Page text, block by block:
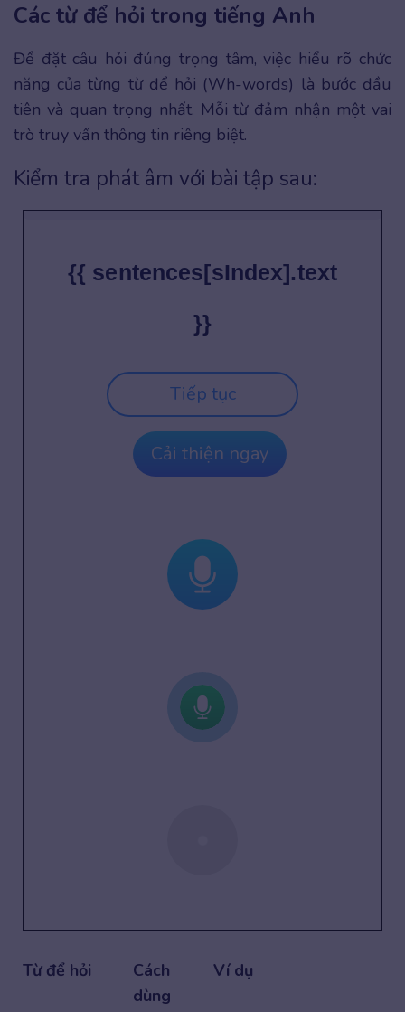
Các từ để hỏi trong tiếng Anh
Để đặt câu hỏi đúng trọng tâm, việc hiểu rõ chức
năng của từng từ để hỏi (Wh-words) là bước đầu
tiên và quan trọng nhất. Mỗi từ đảm nhận một vai
trò truy vấn thông tin riêng biệt.
Kiểm tra phát âm với bài tập sau:
{{ sentences[sIndex].text
}}
Tiếp tục
Cải thiện ngay
Từ để hỏi
Cách
dùng
Ví dụ